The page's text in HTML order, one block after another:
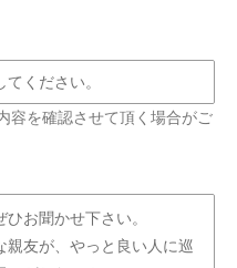
容を確認させて頂く場合がご